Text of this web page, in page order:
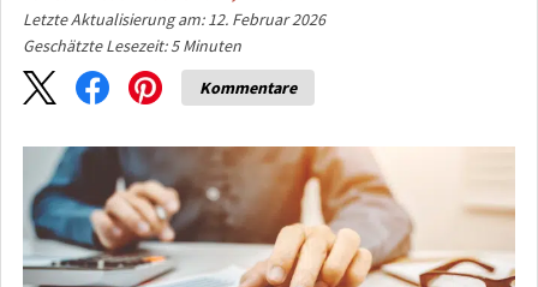
Letzte Aktualisierung am: 12. Februar 2026
Geschätzte Lesezeit:5 Minuten
Kommentare